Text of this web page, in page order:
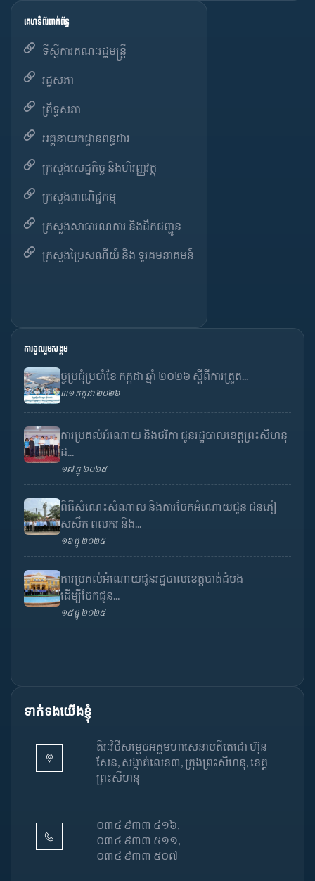
គេហទំព័រពាក់ព័ន្ធ
ទីស្តីការគណៈរដ្ឋមន្ត្រី
រដ្ឋសភា
ព្រឹទ្ធសភា
អគ្គនាយកដ្ឋានពន្ធដារ
ក្រសួងសេដ្ឋកិច្ច និងហិរញ្ញវត្ថុ
ក្រសួងពាណិជ្ជកម្ម
ក្រសួងសាធារណការ និងដឹកជញ្ជូន
ក្រសួងប្រៃសណីយ៍ និង ទូរគមនាគមន៍
ការចូលរួមសង្គម
ច្ចប្រជុំប្រចាំខែ កក្កដា ឆ្នាំ ២០២៦ ស្តីពីការត្រួត...
៣១ កក្កដា ២០២៦
ការប្រគល់អំណោយ និងថវិកា ជូនរដ្ឋបាលខេត្តព្រះសីហនុ
ដ...
១៧ ធ្នូ ២០២៥
ពិធីសំណេះសំណាល និងការចែកអំណោយជូន ជនភៀ
សសឹក ពលករ និង...
១៦ ធ្នូ ២០២៥
ការប្រគល់អំណោយជូនរដ្ឋបាលខេត្តបាត់ដំបង
ដើម្បីចែកជូន...
១៥ ធ្នូ ២០២៥
ទាក់ទងយើងខ្ញុំ
តិរៈវិថីសម្តេចអគ្គមហាសេនាបតីតេជោ ហ៊ុន
សែន, សង្កាត់លេខ៣, ក្រុងព្រះសីហនុ, ខេត្ត
ព្រះសីហនុ
០៣៤ ៩៣៣ ៤១៦,
០៣៤ ៩៣៣ ៥១១,
០៣៤ ៩៣៣ ៥០៧